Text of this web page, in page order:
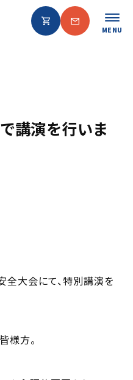
MENU
講演を行いま
大会にて、特別講演を
様方。